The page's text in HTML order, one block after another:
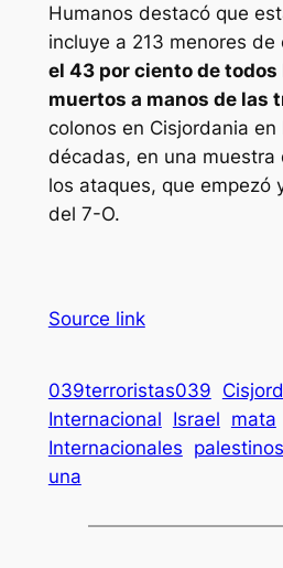
Humanos destacó que
incluye a 213 menores
el 43 por ciento de
muertos a manos de las
colonos en Cisjordania
décadas, en una muestra
los ataques, que empezó
del 7-O.
Source link
039terroristas039
Internacional Israel mata
Internacionales palestinos
una